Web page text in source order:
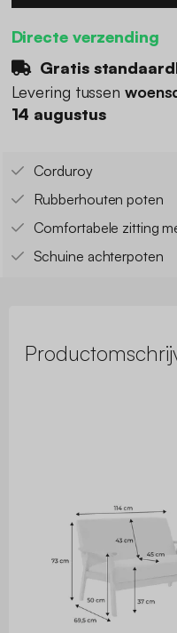
Directe verzending
Gratis
Levering tussen
14 augustus
Corduroy
Rubberhouten poten
Comfortabele zitting
Schuine achterpoten